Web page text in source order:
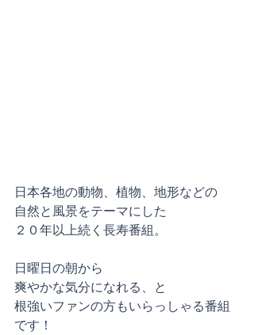
日本各地の動物、 植物、 地形などの
自然と風景をテーマにした
２０年以上続く長寿番組。
日曜日の朝から
爽やかな気分になれる、と
根強いファンの方もいらっしゃる番組
です！